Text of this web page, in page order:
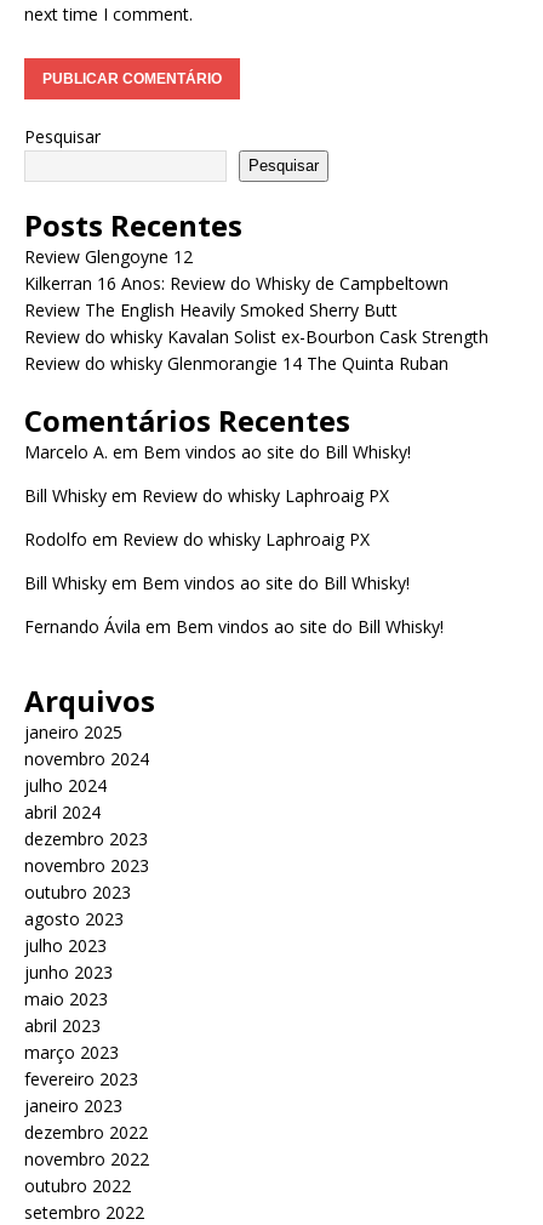
next time I comment.
Pesquisar
Pesquisar
Posts Recentes
Review Glengoyne 12
Kilkerran 16 Anos: Review do Whisky de Campbeltown
Review The English Heavily Smoked Sherry Butt
Review do whisky Kavalan Solist ex-Bourbon Cask Strength
Review do whisky Glenmorangie 14 The Quinta Ruban
Comentários Recentes
Marcelo A. em Bem vindos ao site do Bill Whisky!
Bill Whisky em Review do whisky Laphroaig PX
Rodolfo em Review do whisky Laphroaig PX
Bill Whisky em Bem vindos ao site do Bill Whisky!
Fernando Ávila em Bem vindos ao site do Bill Whisky!
Arquivos
janeiro 2025
novembro 2024
julho 2024
abril 2024
dezembro 2023
novembro 2023
outubro 2023
agosto 2023
julho 2023
junho 2023
maio 2023
abril 2023
março 2023
fevereiro 2023
janeiro 2023
dezembro 2022
novembro 2022
outubro 2022
setembro 2022